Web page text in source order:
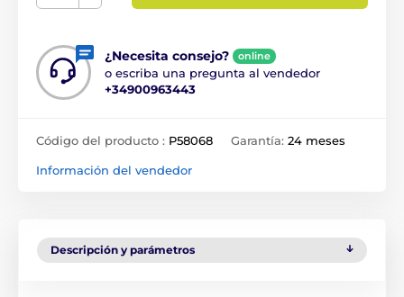
¿Necesita consejo? online
o escriba una pregunta al vendedor
+34900963443
Código del producto : P58068 Garantía: 24 meses
Información del vendedor
Descripción y parámetros